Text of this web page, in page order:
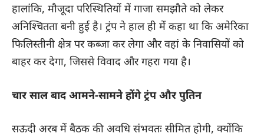
हालांकि, मौजूदा परिस्थितियों में गाजा समझौते को लेकर
अनिश्चितता बनी हुई है। ट्रंप ने हाल ही में कहा था कि अमेरिका
फिलिस्तीनी क्षेत्र पर कब्जा कर लेगा और वहां के निवासियों को
बाहर कर देगा, जिससे विवाद और गहरा गया है।
चार साल बाद आमने-सामने होंगे ट्रंप और पुतिन
सऊदी अरब में बैठक की अवधि संभवतः सीमित होगी, क्योंकि